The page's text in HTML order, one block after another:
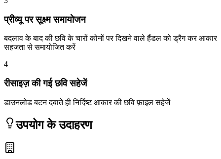
प्रीव्यू पर सूक्ष्म समायोजन
बदलाव के बाद की छवि के चारों कोनों पर दिखने वाले हैंडल को ड्रैग कर आकार
सहजता से समायोजित करें
4
रीसाइज़ की गई छवि सहेजें
डाउनलोड बटन दबाते ही निर्दिष्ट आकार की छवि फ़ाइल सहेजें
उपयोग के उदाहरण